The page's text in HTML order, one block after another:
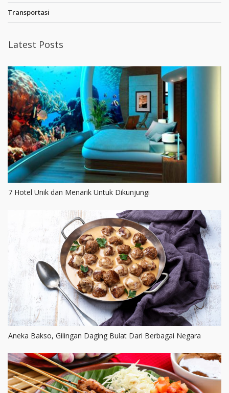
Transportasi
Latest Posts
7 Hotel Unik dan Menarik Untuk Dikunjungi
Aneka Bakso, Gilingan Daging Bulat Dari Berbagai Negara